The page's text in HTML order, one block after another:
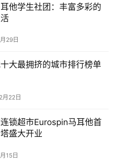
他学生社团：丰富多彩的
29日
大最拥挤的城市排行榜单
22日
锁超市Eurospin马耳他首
盛大开业
15日